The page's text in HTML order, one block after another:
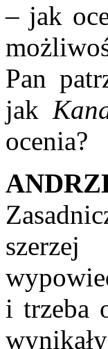
– jak
Pan
jak
ocenia?
i trzeba